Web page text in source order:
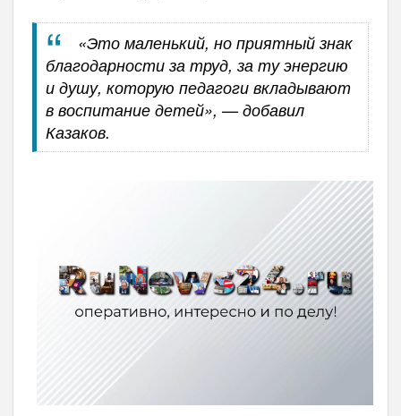
«Это маленький, но приятный знак
благодарности за труд, за ту энергию
и душу, которую педагоги вкладывают
в воспитание детей», — добавил
Казаков.